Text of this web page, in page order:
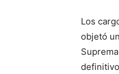
Los
objetó